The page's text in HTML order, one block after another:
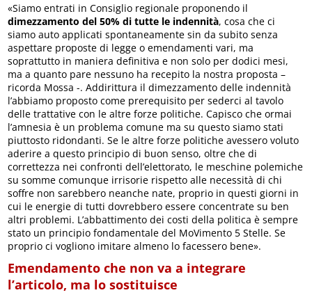
«Siamo entrati in Consiglio regionale proponendo il
dimezzamento del 50% di tutte le indennità, cosa che ci
siamo auto applicati spontaneamente sin da subito senza
aspettare proposte di legge o emendamenti vari, ma
soprattutto in maniera definitiva e non solo per dodici mesi,
ma a quanto pare nessuno ha recepito la nostra proposta –
ricorda Mossa -. Addirittura il dimezzamento delle indennità
l’abbiamo proposto come prerequisito per sederci al tavolo
delle trattative con le altre forze politiche. Capisco che ormai
l’amnesia è un problema comune ma su questo siamo stati
piuttosto ridondanti. Se le altre forze politiche avessero voluto
aderire a questo principio di buon senso, oltre che di
correttezza nei confronti dell’elettorato, le meschine polemiche
su somme comunque irrisorie rispetto alle necessità di chi
soffre non sarebbero neanche nate, proprio in questi giorni in
cui le energie di tutti dovrebbero essere concentrate su ben
altri problemi. L’abbattimento dei costi della politica è sempre
stato un principio fondamentale del MoVimento 5 Stelle. Se
proprio ci vogliono imitare almeno lo facessero bene».
Emendamento che non va a integrare
l’articolo, ma lo sostituisce